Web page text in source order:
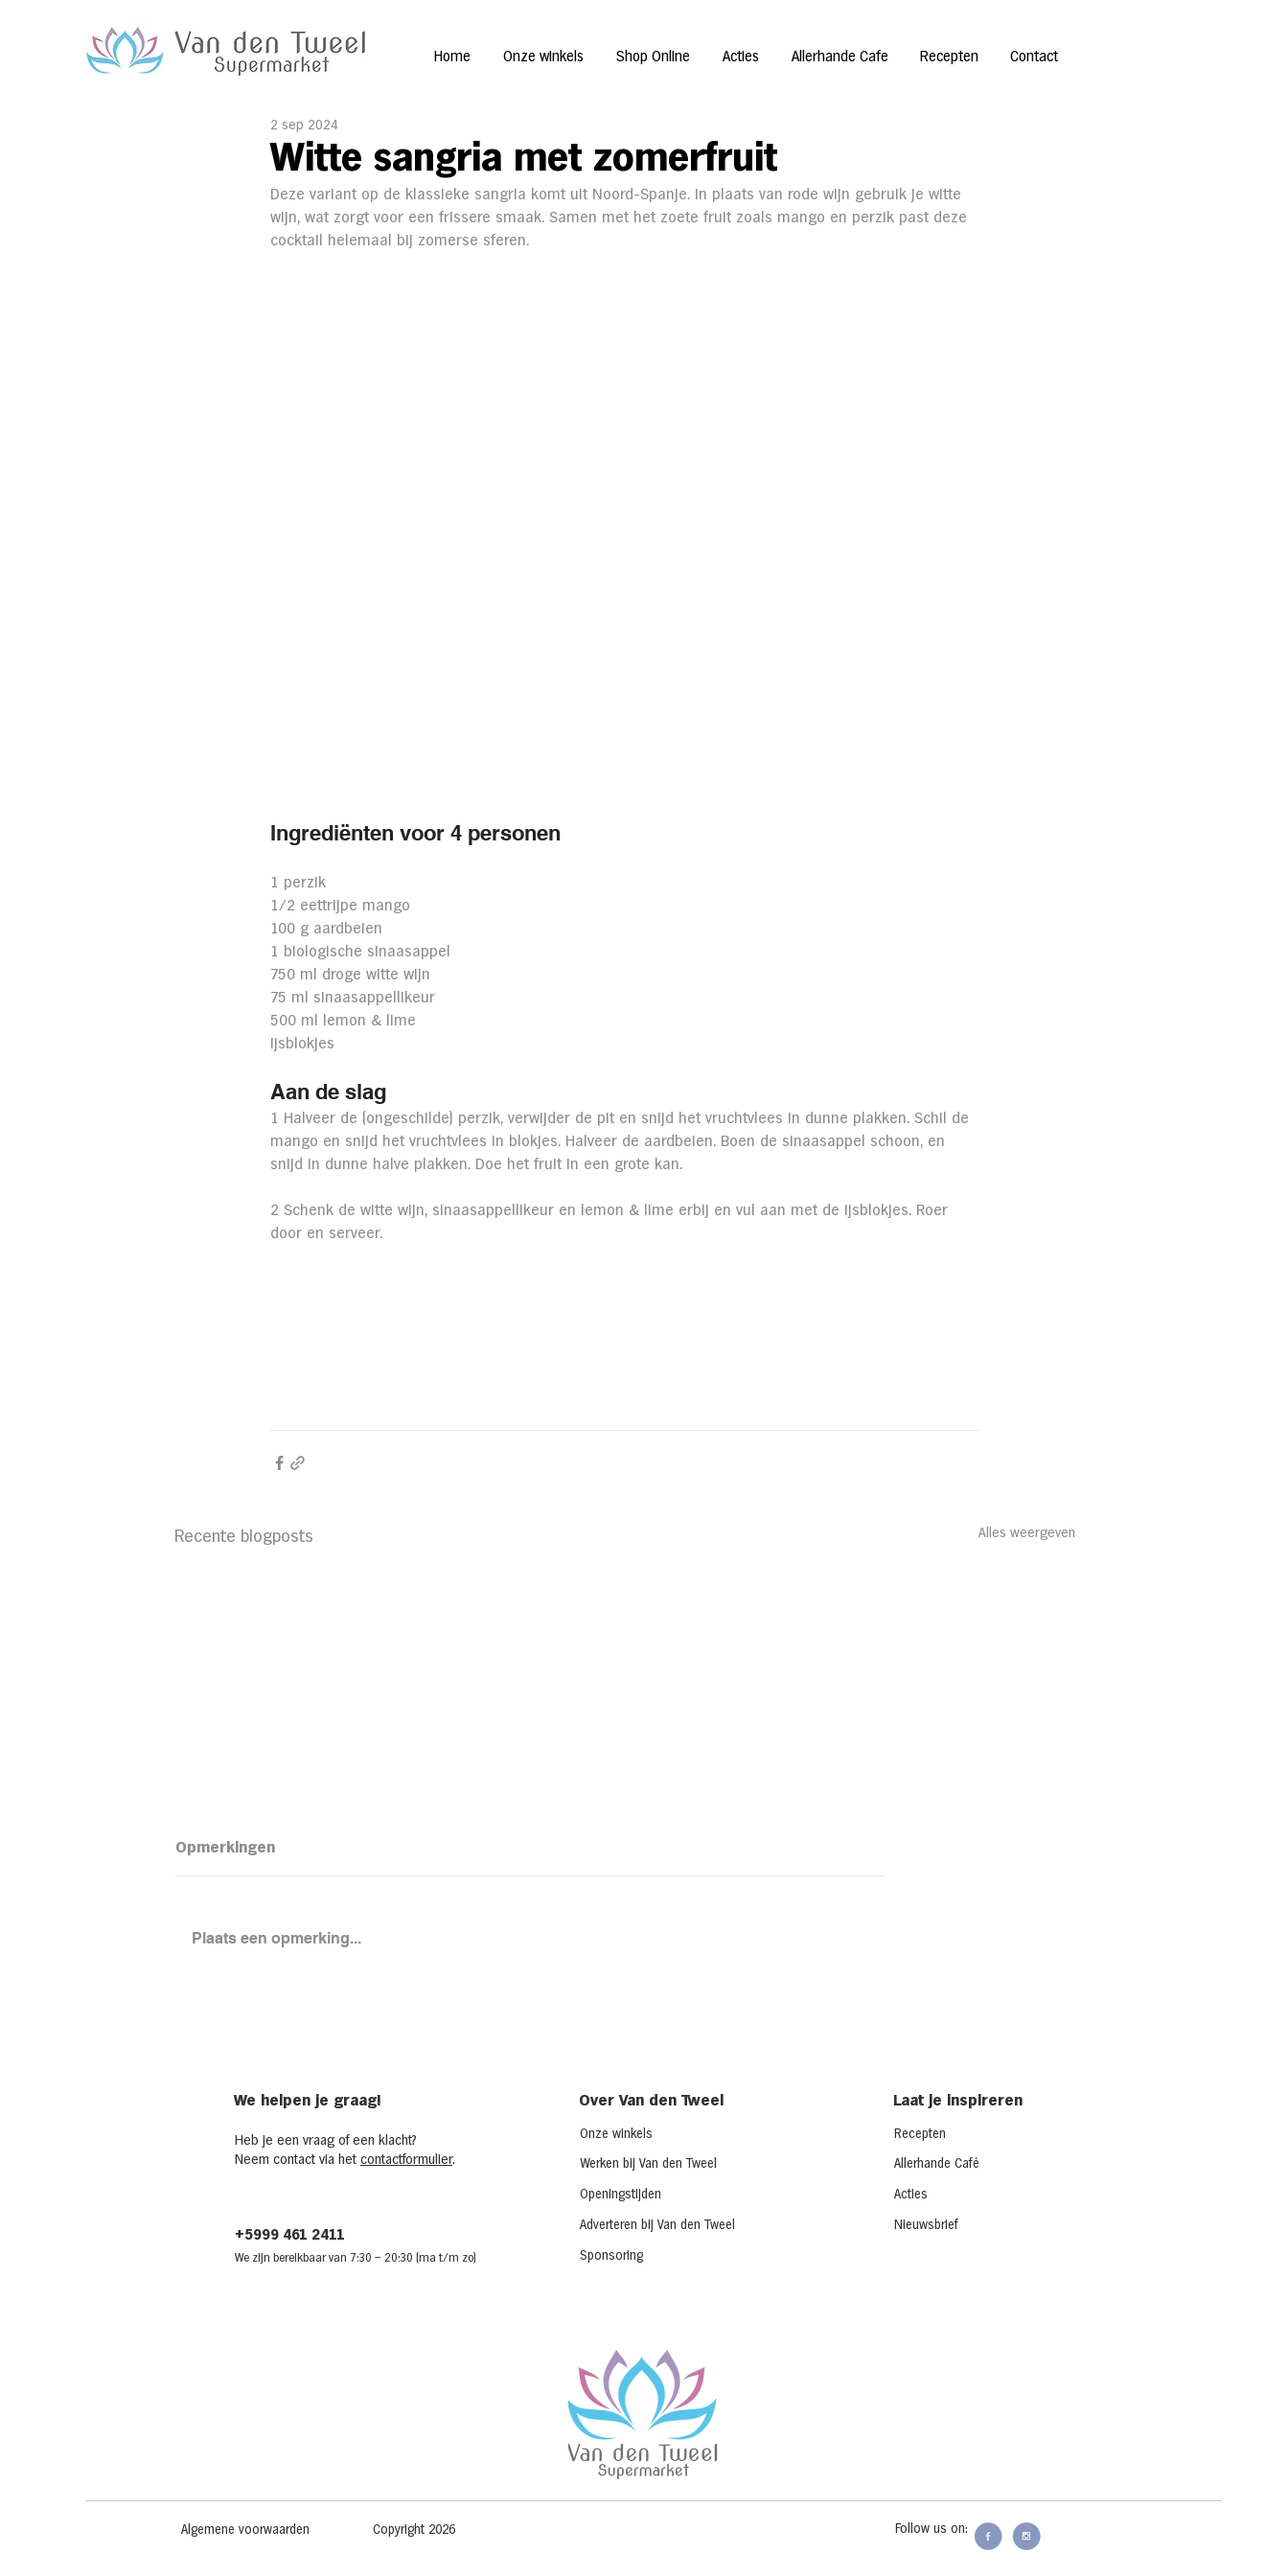
Home Onze winkels Shop Online Acties Allerhande Cafe Recepten Contact
Witte sangria met zomerfruit
2 sep 2024
Deze variant op de klassieke sangria komt uit Noord-Spanje. In plaats van rode wijn gebruik je witte
wijn, wat zorgt voor een frissere smaak. Samen met het zoete fruit zoals mango en perzik past deze
cocktail helemaal bij zomerse sferen.
Ingrediënten voor 4 personen
1 perzik
1/2 eettrijpe mango
100 g aardbeien
1 biologische sinaasappel
750 ml droge witte wijn
75 ml sinaasappellikeur
500 ml lemon & lime
ijsblokjes
Aan de slag
1 Halveer de (ongeschilde) perzik, verwijder de pit en snijd het vruchtvlees in dunne plakken. Schil de
mango en snijd het vruchtvlees in blokjes. Halveer de aardbeien. Boen de sinaasappel schoon, en
snijd in dunne halve plakken. Doe het fruit in een grote kan.
2 Schenk de witte wijn, sinaasappellikeur en lemon & lime erbij en vul aan met de ijsblokjes. Roer
door en serveer.
Recente blogposts Alles weergeven
Opmerkingen
Plaats een opmerking...
We helpen je graag!
Heb je een vraag of een klacht?
Neem contact via het contactformulier.
+5999 461 2411
We zijn bereikbaar van 7:30 – 20:30 (ma t/m zo)
Over Van den Tweel
Onze winkels
Werken bij Van den Tweel
Openingstijden
Adverteren bij Van den Tweel
Sponsoring
Laat je inspireren
Recepten
Allerhande Café
Acties
Nieuwsbrief
Algemene voorwaarden Copyright 2026 Follow us on: